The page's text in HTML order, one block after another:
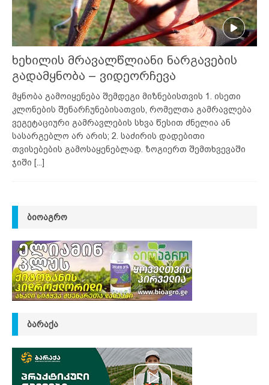
ხეხილის მრავალწლიანი ნარგავების
გადამყნობა – ვიდეორჩევა
მყნობა გამოიყენება შემდეგი მიზნებისთვის 1. ისეთი
კლონების შენარჩუნებისათვის, რომელთა გამრავლება
ვეგეტაციური გამრავლების სხვა წესით ძნელია ან
სასარგებლო არ არის; 2. საძირის დადებითი
თვისებების გამოსაყენებლად. ზოგიერთ შემთხვევაში
ჯიში [...]
ᲑᲘᲝᲐᲒᲠᲝ
ᲑᲐᲠᲐᲥᲐ